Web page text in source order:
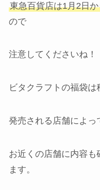
東急百貨店は1月2日
ので
注意してくださいね！
ビタクラフトの福袋は
発売される店舗によっ
お近くの店舗に内容
ます。